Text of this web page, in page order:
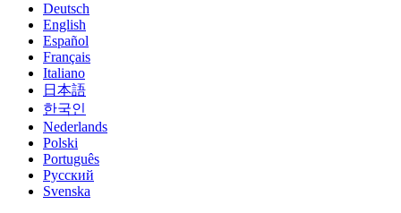
Deutsch
English
Español
Français
Italiano
日本語
한국인
Nederlands
Polski
Português
Pусский
Svenska